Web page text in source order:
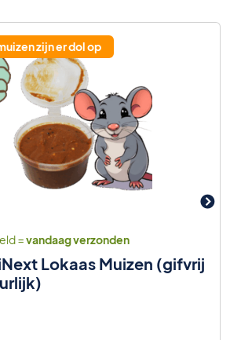
zijn er dol op
=vandaag verzonden
Lokaas Muizen (gifvrij